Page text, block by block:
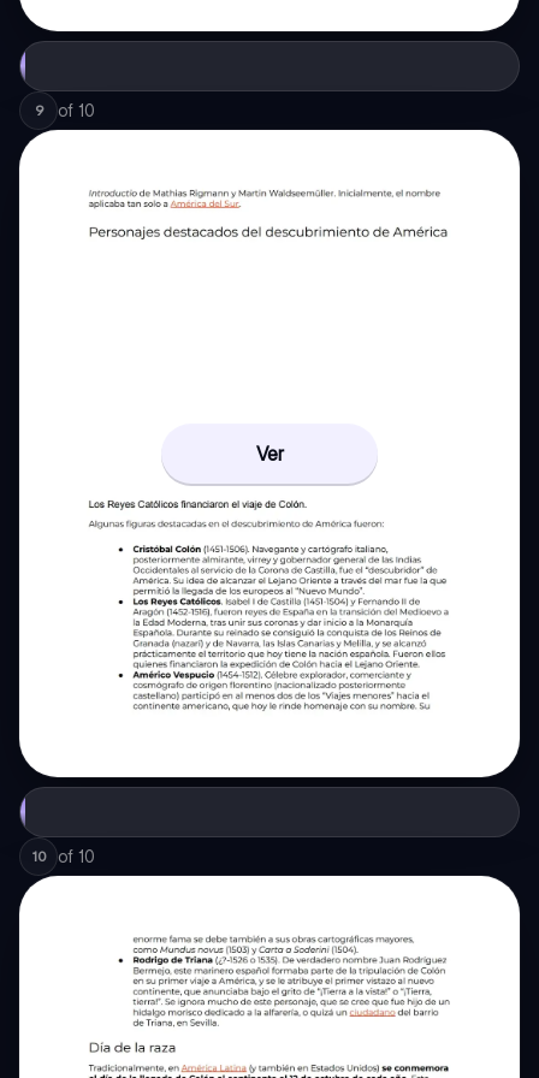
9 of 10
Ver
10 of 10